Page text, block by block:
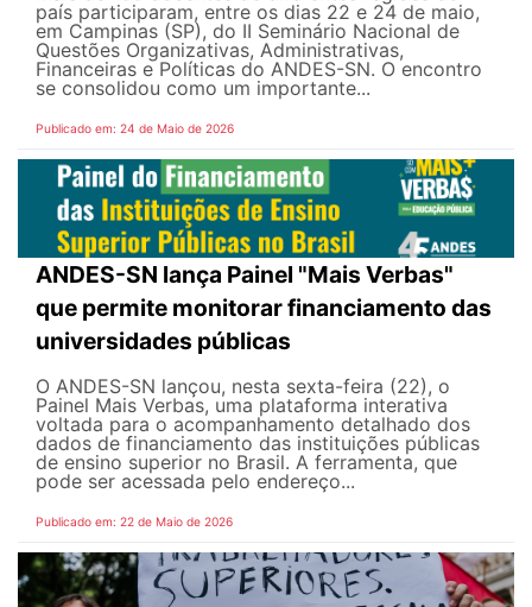
país participaram, entre os dias 22 e 24 de maio,
em Campinas (SP), do II Seminário Nacional de
Questões Organizativas, Administrativas,
Financeiras e Políticas do ANDES-SN. O encontro
se consolidou como um importante...
Publicado em: 24 de Maio de 2026
ANDES-SN lança Painel "Mais Verbas"
que permite monitorar financiamento das
universidades públicas
O ANDES-SN lançou, nesta sexta-feira (22), o
Painel Mais Verbas, uma plataforma interativa
voltada para o acompanhamento detalhado dos
dados de financiamento das instituições públicas
de ensino superior no Brasil. A ferramenta, que
pode ser acessada pelo endereço...
Publicado em: 22 de Maio de 2026